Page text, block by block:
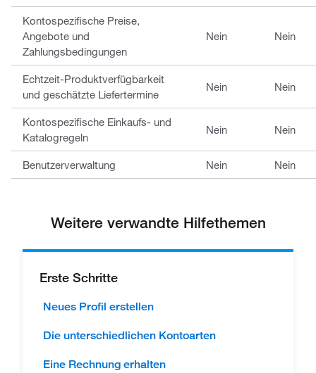
Kontospezifische Preise,
Angebote und
Zahlungsbedingungen
Nein Nein
Echtzeit-Produktverfügbarkeit
und geschätzte Liefertermine
Nein Nein
Kontospezifische Einkaufs- und
Katalogregeln
Nein Nein
Benutzerverwaltung Nein Nein
Weitere verwandte Hilfethemen
Erste Schritte
Neues Profil erstellen
Die unterschiedlichen Kontoarten
Eine Rechnung erhalten